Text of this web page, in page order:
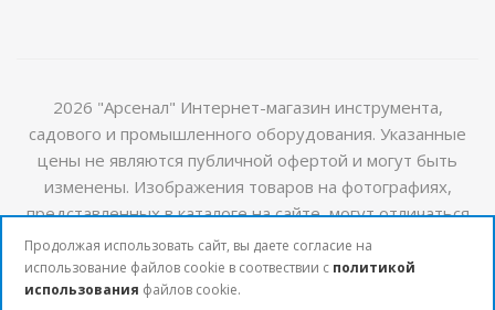
2026 "Арсенал" Интернет-магазин инструмента,
садового и промышленного оборудования. Указанные
цены не являются публичной офертой и могут быть
изменены. Изображения товаров на фотографиях,
представленных в каталоге на сайте, могут отличаться
от оригиналов. Актуальную информацию о стоимости и
наличии товаров можно получить у наших менеджеров
Продолжая использовать сайт, вы даете согласие на
использование файлов cookie в соотвествии с политикой
использования файлов cookie.